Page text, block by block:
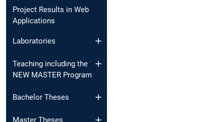
Project Results in Web
Applications
Laboratories
Teaching including the
NEW MASTER Program
Bachelor Theses
Master Theses